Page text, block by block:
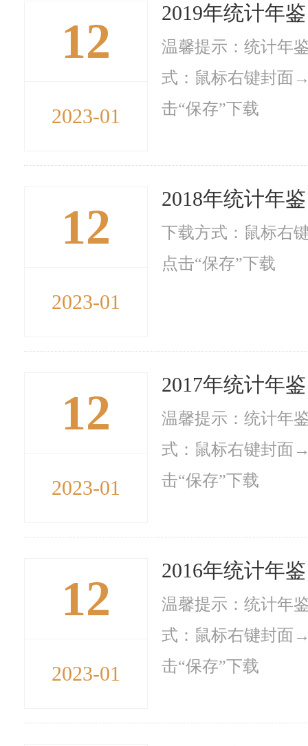
12
2023-01
2019年统计年鉴
温馨提示：统计年
式：鼠标右键封面
击“保存”下载
12
2023-01
2018年统计年鉴
下载方式：鼠标右
点击“保存”下载
12
2023-01
2017年统计年鉴
温馨提示：统计年
式：鼠标右键封面
击“保存”下载
12
2023-01
2016年统计年鉴
温馨提示：统计年
式：鼠标右键封面
击“保存”下载